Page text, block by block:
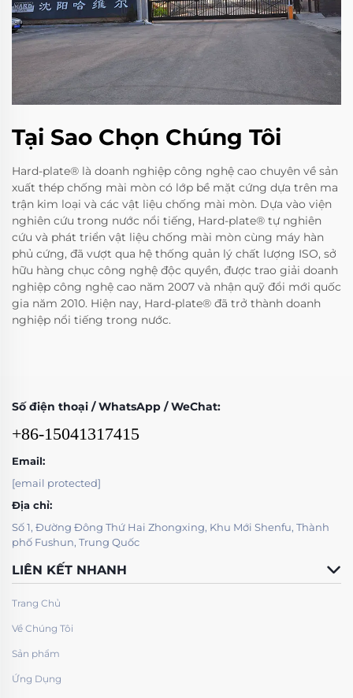
Tại Sao Chọn Chúng Tôi
Hard-plate® là doanh nghiệp công nghệ cao chuyên về sản
xuất thép chống mài mòn có lớp bề mặt cứng dựa trên ma
trận kim loại và các vật liệu chống mài mòn. Dựa vào viện
nghiên cứu trong nước nổi tiếng, Hard-plate® tự nghiên
cứu và phát triển vật liệu chống mài mòn cùng máy hàn
phủ cứng, đã vượt qua hệ thống quản lý chất lượng ISO, sở
hữu hàng chục công nghệ độc quyền, được trao giải doanh
nghiệp công nghệ cao năm 2007 và nhận quỹ đổi mới quốc
gia năm 2010. Hiện nay, Hard-plate® đã trở thành doanh
nghiệp nổi tiếng trong nước.
Số điện thoại / WhatsApp / WeChat:
+86-15041317415
Email:
[email protected]
Địa chỉ:
Số 1, Đường Đông Thứ Hai Zhongxing, Khu Mới Shenfu, Thành
phố Fushun, Trung Quốc
LIÊN KẾT NHANH
Trang Chủ
Về Chúng Tôi
Sản phẩm
Ứng Dụng